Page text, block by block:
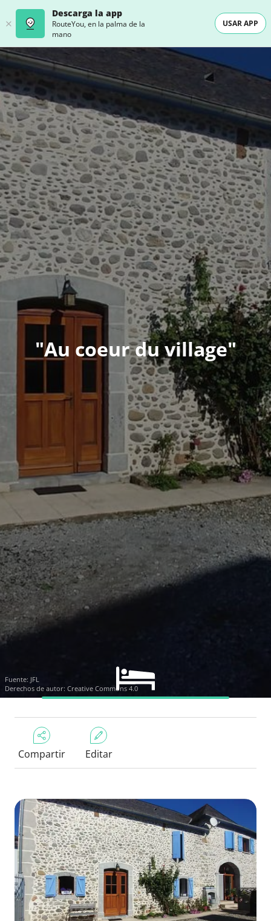
Descarga la app
RouteYou, en la palma de la
mano
USAR APP
"Au coeur du village"
Fuente: JFL
Derechos de autor: Creative Commons 4.0
Compartir Editar